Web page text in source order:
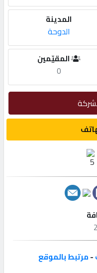
المدينة
الدوحة
المقيّمين
0
-مرتبط بالموقع